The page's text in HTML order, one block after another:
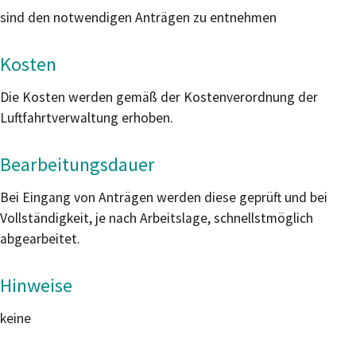
sind den notwendigen Anträgen zu entnehmen
Kosten
Die Kosten werden gemäß der Kostenverordnung der
Luftfahrtverwaltung erhoben.
Bearbeitungsdauer
Bei Eingang von Anträgen werden diese geprüft und bei
Vollständigkeit, je nach Arbeitslage, schnellstmöglich
abgearbeitet.
Hinweise
keine